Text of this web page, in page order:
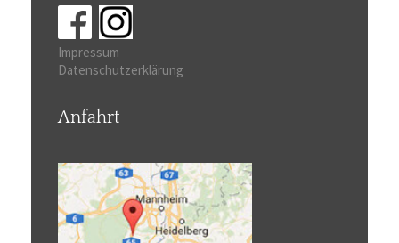
Impressum
Datenschutzerklärung
Anfahrt